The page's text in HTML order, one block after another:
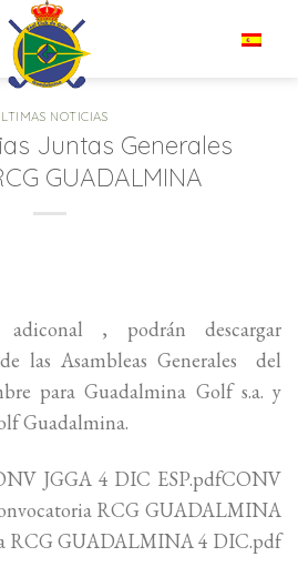
NOTICIAS
Juntas Generales
GUADALMINA
, podrán descargar
las Asambleas Generales del
para Guadalmina Golf s.a. y
Guadalmina.
JGGA 4 DIC ESP.pdfCONV
RCG GUADALMINA
RCG GUADALMINA 4 DIC.pdf